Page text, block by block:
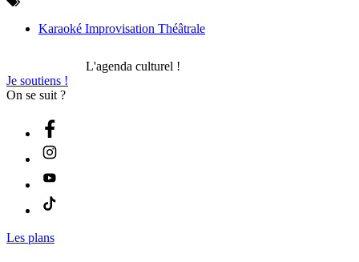
Karaoké Improvisation Théâtrale
L'agenda culturel !
Je soutiens !
On se suit ?
Les plans